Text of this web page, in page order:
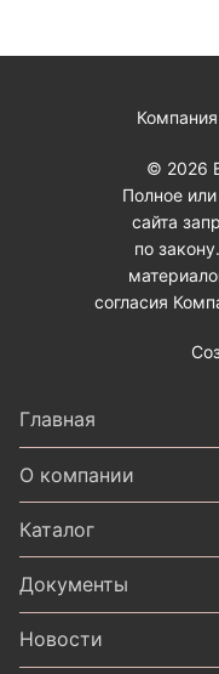
© 2026
Полное
сайта
по
согласия
Главная
О компании
Каталог
Документы
Новости